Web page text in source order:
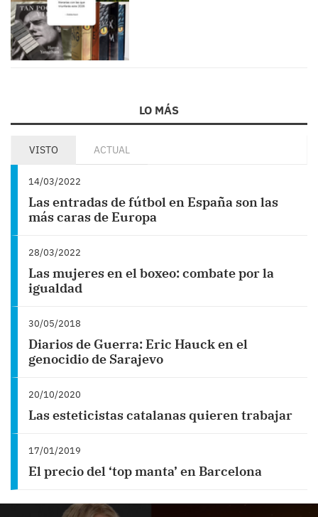
LO MÁS
VISTO ACTUAL
14/03/2022
Las entradas de fútbol en España son las
más caras de Europa
28/03/2022
Las mujeres en el boxeo: combate por la
igualdad
30/05/2018
Diarios de Guerra: Eric Hauck en el
genocidio de Sarajevo
20/10/2020
Las esteticistas catalanas quieren trabajar
17/01/2019
El precio del ‘top manta’ en Barcelona